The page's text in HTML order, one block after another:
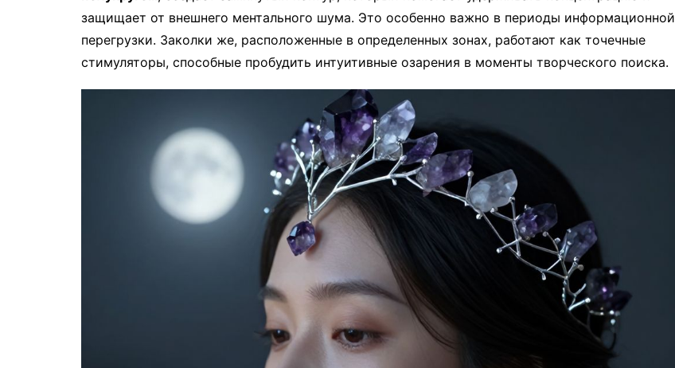
защищает от внешнего ментального шума. Это особенно важно в периоды информационной
перегрузки. Заколки же, расположенные в определенных зонах, работают как точечные
стимуляторы, способные пробудить интуитивные озарения в моменты творческого поиска.